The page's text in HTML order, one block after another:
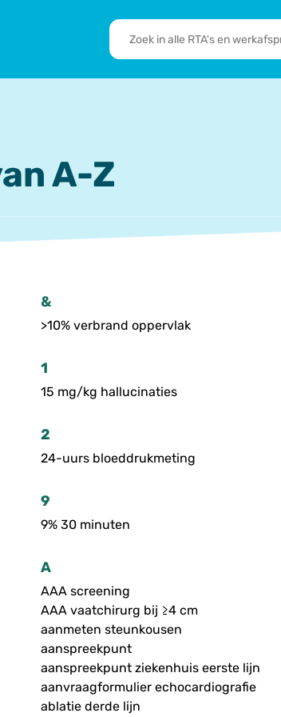
RTA's
en
A-Z
&
>10% verbrand oppervlak
1
15 mg/kg hallucinaties
2
24-uurs bloeddrukmeting
9
9% 30 minuten
A
AAA screening
AAA vaatchirurg bij ≥4 cm
aanmeten steunkousen
aanspreekpunt
aanspreekpunt ziekenhuis eerste lijn
aanvraagformulier echocardiografie
ablatie derde lijn